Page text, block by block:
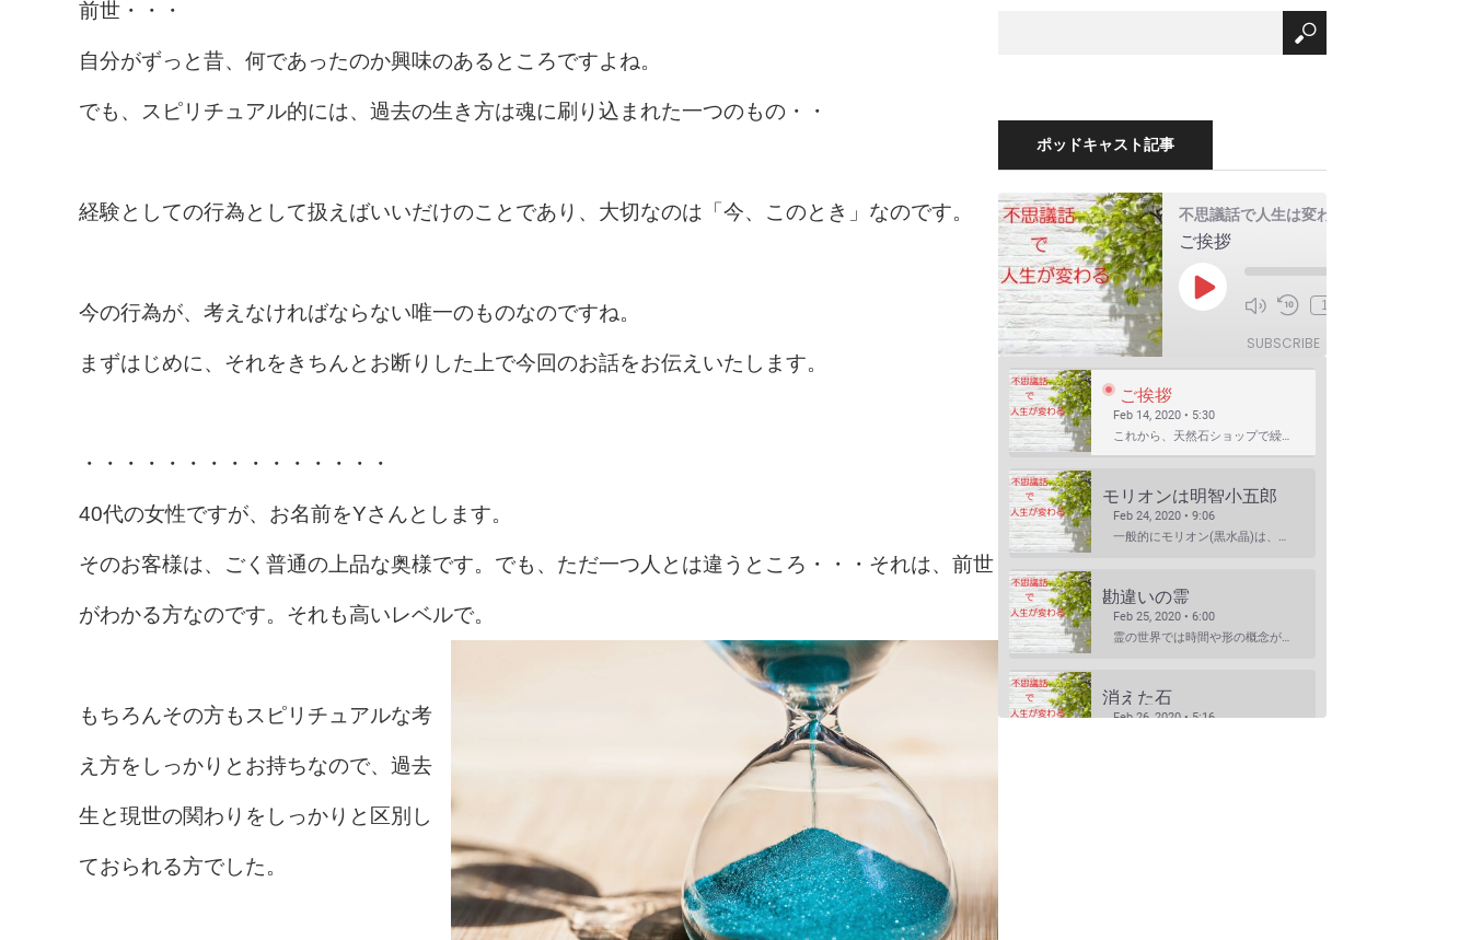
前世・・・
自分がずっと昔、何であったのか興味のあるところですよね。
でも、スピリチュアル的には、過去の生き方は魂に刷り込まれた一つのもの・・
経験としての行為として扱えばいいだけのことであり、大切なのは「今、このとき」なのです。
今の行為が、考えなければならない唯一のものなのですね。
まずはじめに、それをきちんとお断りした上で今回のお話をお伝えいたします。
・・・・・・・・・・・・・・・
40代の女性ですが、お名前をYさんとします。
そのお客様は、ごく普通の上品な奥様です。でも、ただ一つ人とは違うところ・・・それは、前世
がわかる方なのです。それも高いレベルで。
もちろんその方もスピリチュアルな考
え方をしっかりとお持ちなので、過去
生と現世の関わりをしっかりと区別し
ておられる方でした。
ポッドキャスト記事
不思議話で人生は変わる
ご挨拶
Play
Episode
1x
SUBSCRIBE
ご挨拶
Feb 14, 2020 • 5:30
これから、天然石ショップで繰り広げられる不思議話を配信してゆきます。 まずは自己紹介を含めたご挨拶か…
モリオンは明智小五郎
Feb 24, 2020 • 9:06
一般的にモリオン(黒水晶)は、邪気払い、協力な魔除けと言われていますが、意外な側面もあるのです・・・…
勘違いの霊
Feb 25, 2020 • 6:00
霊の世界では時間や形の概念がないといます。 それもまた不便なもんだと思います・・・ ※内容は普段配信…
消えた石
Feb 26, 2020 • 5:16